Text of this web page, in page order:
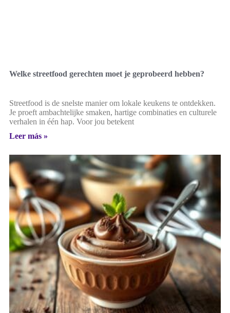
Welke streetfood gerechten moet je geprobeerd hebben?
Streetfood is de snelste manier om lokale keukens te ontdekken.
Je proeft ambachtelijke smaken, hartige combinaties en culturele
verhalen in één hap. Voor jou betekent
Leer más »